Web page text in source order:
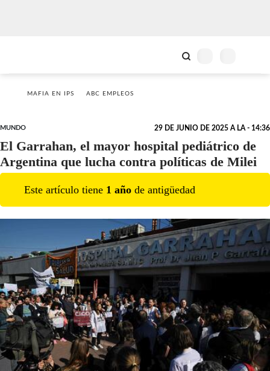
MAFIA EN IPS ABC EMPLEOS
MUNDO 29 DE JUNIO DE 2025 A LA - 14:36
El Garrahan, el mayor hospital pediátrico de
Argentina que lucha contra políticas de Milei
Este artículo tiene 1 año de antigüedad